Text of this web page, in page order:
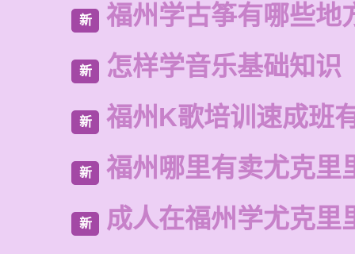
新 福州学古筝有哪些地
新 怎样学音乐基础知识
新 福州K歌培训速成班
新 福州哪里有卖尤克里
新 成人在福州学尤克里